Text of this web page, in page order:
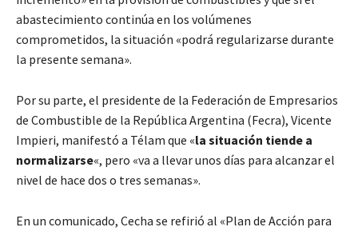
abastecimiento continúa en los volúmenes
comprometidos, la situación «podrá regularizarse durante
la presente semana».
Por su parte, el presidente de la Federación de Empresarios
de Combustible de la República Argentina (Fecra), Vicente
Impieri, manifestó a Télam que «la situación tiende a
normalizarse«, pero «va a llevar unos días para alcanzar el
nivel de hace dos o tres semanas».
En un comunicado, Cecha se refirió al «Plan de Acción para